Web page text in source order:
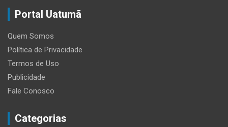
Portal Uatumã
Quem Somos
Política de Privacidade
Termos de Uso
Publicidade
Fale Conosco
Categorias